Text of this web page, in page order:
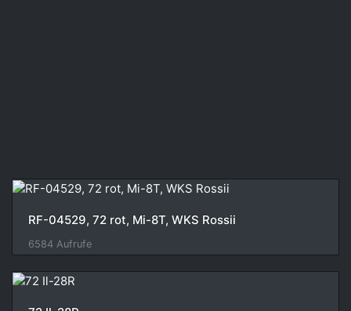
RF-04529, 72 rot, Mi-8T, WKS Rossii
6584 Aufrufe